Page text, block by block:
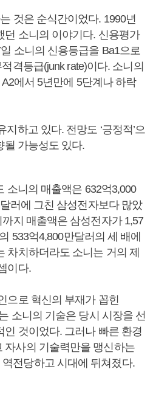
것은 순식간이었다. 1990년
던 소니의 이야기다. 신용평가
소니의 신용등급을 Ba1으로
격등급(junk rate)이다. 소니의
에서 5년만에 5단계나 하락
하고 있다. 전망도 ‘긍정적’으
될 가능성도 있다.
소니의 매출액은 632억3,000
러에 그친 삼성전자보다 많았
지 매출액은 삼성전자가 1,57
533억4,800만달러의 세 배에
차치하더라도 소니는 거의 제
이다.
으로 혁신의 부재가 꼽힌
소니의 기술은 당시 시장을 선
인 것이었다. 그러나 빠른 환경
자사의 기술력만을 맹신하는
전당하고 시대에 뒤쳐졌다.